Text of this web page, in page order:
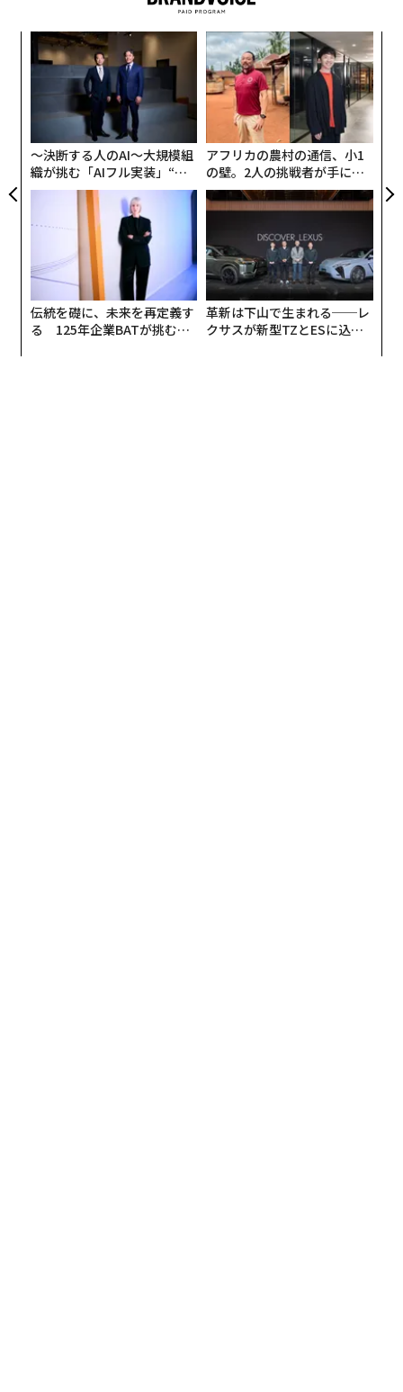
〜決断する人のAI〜大規模組
織が挑む「AIフル実装」“使
う”企業から“動く”企業へ【N
TTドコモビジネス×PwC】
アフリカの農村の通信、小1
の壁。2人の挑戦者が手にし
た「次なる武器」
伝統を礎に、未来を再定義す
る 125年企業BATが挑むス
革新は下山で生まれる──レ
クサスが新型TZとESに込め